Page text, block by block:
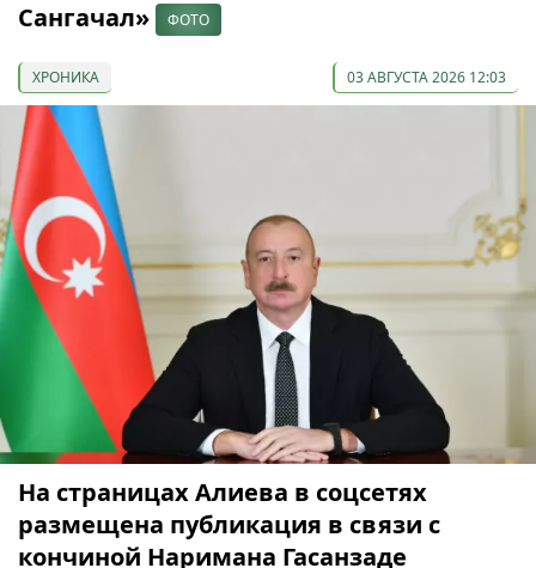
Сангачал»
ФОТО
ХРОНИКА 03 АВГУСТА 2026 12:03
На страницах Алиева в соцсетях
размещена публикация в связи с
кончиной Наримана Гасанзаде